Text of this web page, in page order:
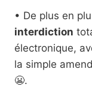
• De plus en
interdiction
électronique,
la simple
😬.